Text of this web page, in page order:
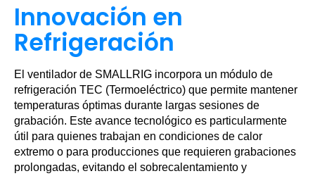
Innovación en
Refrigeración
El ventilador de SMALLRIG incorpora un módulo de
refrigeración TEC (Termoeléctrico) que permite mantener
temperaturas óptimas durante largas sesiones de
grabación. Este avance tecnológico es particularmente
útil para quienes trabajan en condiciones de calor
extremo o para producciones que requieren grabaciones
prolongadas, evitando el sobrecalentamiento y